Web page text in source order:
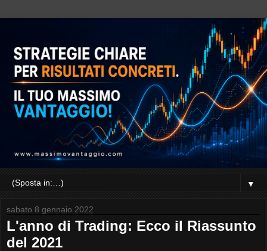
▼
sabato 8 gennaio 2022
L'anno di Trading: Ecco il Riassunto
del 2021